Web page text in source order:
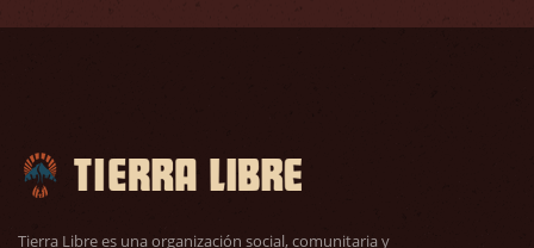
Tierra Libre es una organización social, comunitaria y